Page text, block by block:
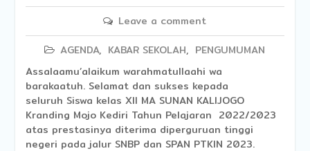
Leave a comment
AGENDA, KABAR SEKOLAH, PENGUMUMAN
Assalaamu’alaikum warahmatullaahi wa
barakaatuh. Selamat dan sukses kepada
seluruh Siswa kelas XII MA SUNAN KALIJOGO
Kranding Mojo Kediri Tahun Pelajaran 2022/2023
atas prestasinya diterima diperguruan tinggi
negeri pada jalur SNBP dan SPAN PTKIN 2023.